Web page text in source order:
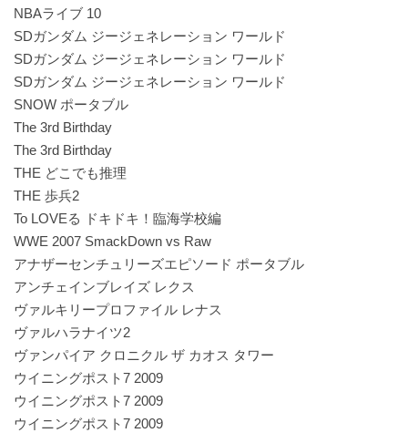
NBAライブ 10
SDガンダム ジージェネレーション ワールド
SDガンダム ジージェネレーション ワールド
SDガンダム ジージェネレーション ワールド
SNOW ポータブル
The 3rd Birthday
The 3rd Birthday
THE どこでも推理
THE 歩兵2
To LOVEる ドキドキ！臨海学校編
WWE 2007 SmackDown vs Raw
アナザーセンチュリーズエピソード ポータブル
アンチェインブレイズ レクス
ヴァルキリープロファイル レナス
ヴァルハラナイツ2
ヴァンパイア クロニクル ザ カオス タワー
ウイニングポスト7 2009
ウイニングポスト7 2009
ウイニングポスト7 2009